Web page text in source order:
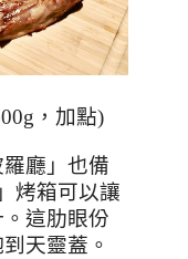
，加點)
廳」也備
烤箱可以讓
這肋眼份
天靈蓋。